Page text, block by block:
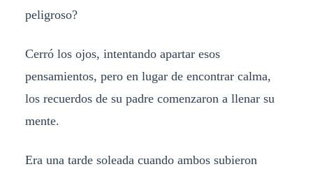
peligroso?
Cerró los ojos, intentando apartar esos
pensamientos, pero en lugar de encontrar calma,
los recuerdos de su padre comenzaron a llenar su
mente.
Era una tarde soleada cuando ambos subieron